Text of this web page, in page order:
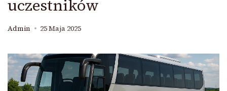
uczestników
Admin 25 Maja 2025